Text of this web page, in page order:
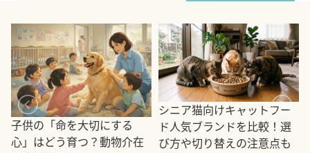
子供の「命を大切にする
心」はどう育つ？動物介在
シニア猫向けキャットフー
ド人気ブランドを比較！選
び方や切り替えの注意点も